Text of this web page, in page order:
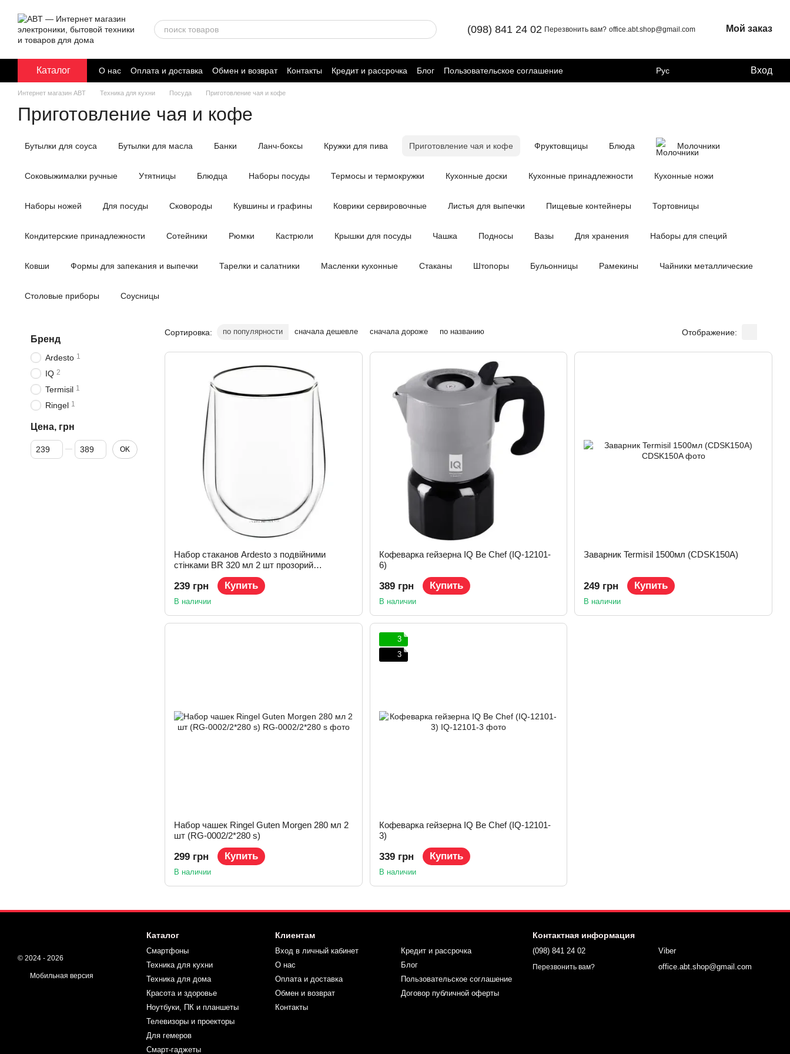
(098) 841 24 02 Перезвонить вам? office.abt.shop@gmail.com Мой заказ
Каталог О нас Оплата и доставка Обмен и возврат Контакты Кредит и рассрочка Блог
Пользовательское соглашение
Договор публичной оферты
Рус Вход
Интернет магазин ABT Техника для кухни Посуда Приготовление чая и кофе
Приготовление чая и кофе
Бутылки для соуса Бутылки для масла Банки Ланч-боксы Кружки для пива Приготовление чая и кофе Фруктовщицы Блюда Молочники
Соковыжималки ручные Утятницы Блюдца Наборы посуды Термосы и термокружки Кухонные доски Кухонные принадлежности Кухонные ножи
Наборы ножей Для посуды Сковороды Кувшины и графины Коврики сервировочные Листья для выпечки Пищевые контейнеры Тортовницы
Кондитерские принадлежности Сотейники Рюмки Кастрюли Крышки для посуды Чашка Подносы Вазы Для хранения Наборы для специй
Ковши Формы для запекания и выпечки Тарелки и салатники Масленки кухонные Стаканы Штопоры Бульонницы Рамекины Чайники металлические
Столовые приборы Соусницы
Сортировка: по популярности сначала дешевле сначала дороже по названию Отображение:
Набор стаканов Ardesto з подвійними
стінками BR 320 мл 2 шт прозорий
(AR2637BR)
239 грн Купить
В наличии
Кофеварка гейзерна IQ Be Chef (IQ-12101-
6)
389 грн Купить
В наличии
Заварник Termisil 1500мл (CDSK150A)
249 грн Купить
В наличии
Набор чашек Ringel Guten Morgen 280 мл 2
шт (RG-0002/2*280 s)
299 грн Купить
В наличии
3
3
Кофеварка гейзерна IQ Be Chef (IQ-12101-
3)
339 грн Купить
В наличии
Бренд
Ardesto 1
IQ 2
Termisil 1
Ringel 1
Цена, грн
От Цена, грн
До Цена, грн OK
© 2024 - 2026
Мобильная версия
Каталог
Смартфоны
Техника для кухни
Техника для дома
Красота и здоровье
Ноутбуки, ПК и планшеты
Телевизоры и проекторы
Для гемеров
Смарт-гаджеты
Клиентам
Вход в личный кабинет
О нас
Оплата и доставка
Обмен и возврат
Контакты
Кредит и рассрочка
Блог
Пользовательское соглашение
Договор публичной оферты
Контактная информация
(098) 841 24 02
Перезвонить вам?
Viber
office.abt.shop@gmail.com